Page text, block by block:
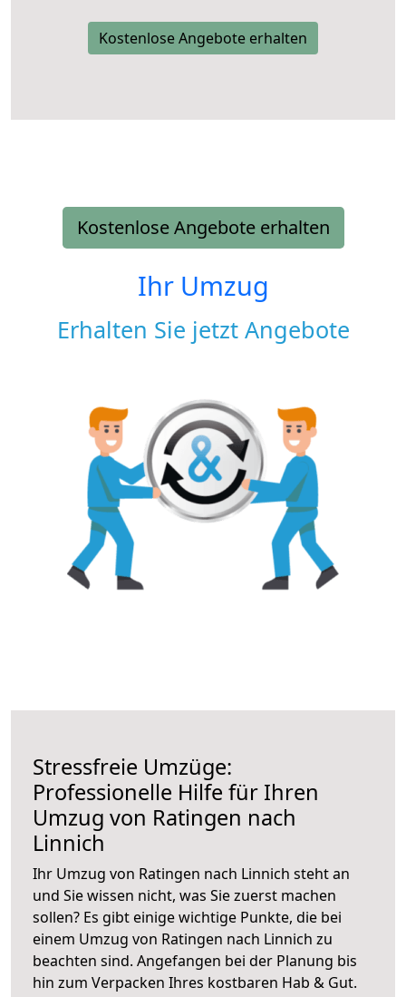
Kostenlose Angebote erhalten
Kostenlose Angebote erhalten
Ihr Umzug
Erhalten Sie jetzt Angebote
Stressfreie Umzüge:
Professionelle Hilfe für Ihren
Umzug von Ratingen nach
Linnich
Ihr Umzug von Ratingen nach Linnich steht an
und Sie wissen nicht, was Sie zuerst machen
sollen? Es gibt einige wichtige Punkte, die bei
einem Umzug von Ratingen nach Linnich zu
beachten sind. Angefangen bei der Planung bis
hin zum Verpacken Ihres kostbaren Hab & Gut.